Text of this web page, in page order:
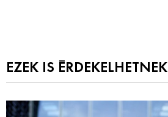
EZEK IS ÉRDEKELHETNEK